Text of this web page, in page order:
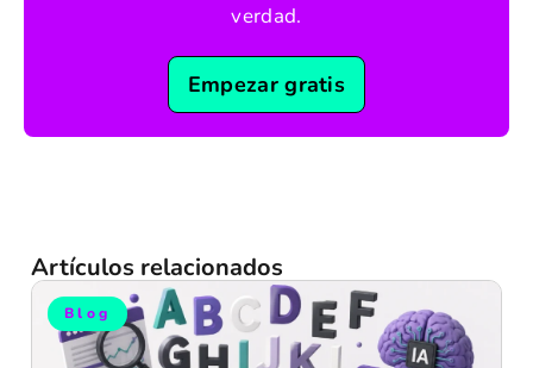
verdad.
Empezar gratis
Artículos relacionados
Blog